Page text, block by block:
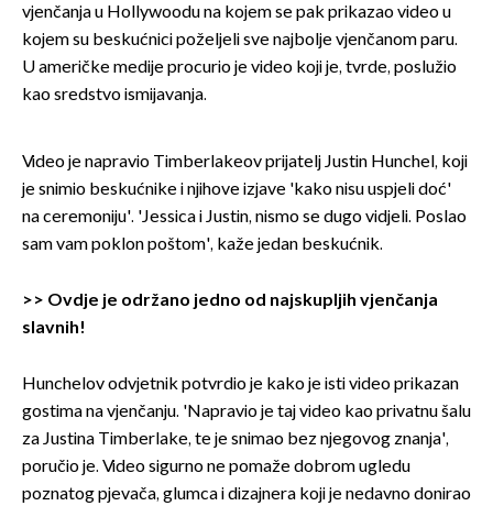
vjenčanja u Hollywoodu na kojem se pak prikazao video u
kojem su beskućnici poželjeli sve najbolje vjenčanom paru.
U američke medije procurio je video koji je, tvrde, poslužio
kao sredstvo ismijavanja.
Video je napravio Timberlakeov prijatelj Justin Hunchel, koji
je snimio beskućnike i njihove izjave 'kako nisu uspjeli doć'
na ceremoniju'. 'Jessica i Justin, nismo se dugo vidjeli. Poslao
sam vam poklon poštom', kaže jedan beskućnik.
>> Ovdje je održano jedno od najskupljih vjenčanja
slavnih!
Hunchelov odvjetnik potvrdio je kako je isti video prikazan
gostima na vjenčanju. 'Napravio je taj video kao privatnu šalu
za Justina Timberlake, te je snimao bez njegovog znanja',
poručio je. Video sigurno ne pomaže dobrom ugledu
poznatog pjevača, glumca i dizajnera koji je nedavno donirao